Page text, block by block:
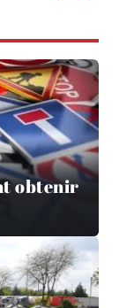
obtenir